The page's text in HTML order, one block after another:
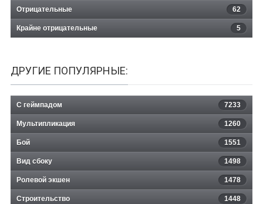
Отрицательные 62
Крайне отрицательные 5
ДРУГИЕ ПОПУЛЯРНЫЕ:
С геймпадом 7233
Мультипликация 1260
Бой 1551
Вид сбоку 1498
Ролевой экшен 1478
Строительство 1448